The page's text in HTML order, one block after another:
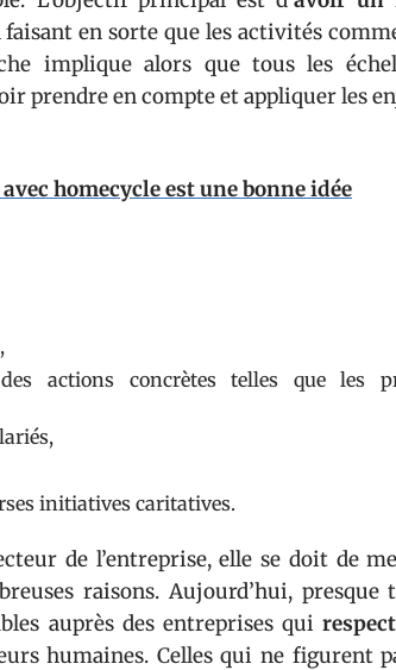
en sorte que les activités
implique alors que tous les
prendre en compte et appliquer les
homecycle est une bonne idée
actions concrètes telles que les
initiatives caritatives.
de l’entreprise, elle se doit de
raisons. Aujourd’hui, presque
auprès des entreprises qui
humaines. Celles qui ne figurent